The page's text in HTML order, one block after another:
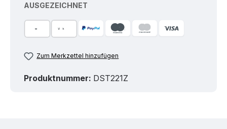
AUSGEZEICHNET
Zum Merkzettel hinzufügen
Produktnummer: DST221Z